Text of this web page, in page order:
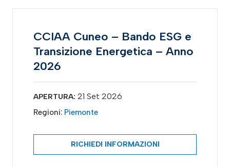
CCIAA Cuneo – Bando ESG e
Transizione Energetica – Anno
2026
APERTURA: 21 Set 2026
Regioni: Piemonte
RICHIEDI INFORMAZIONI